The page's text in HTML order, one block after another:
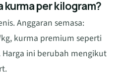
kurma per kilogram?
Anggaran semasa:
kurma premium seperti
Harga ini berubah mengikut